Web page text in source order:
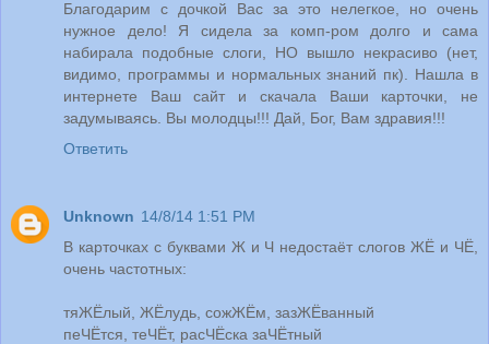
Благодарим с дочкой Вас за это нелегкое, но очень
нужное дело! Я сидела за комп-ром долго и сама
набирала подобные слоги, НО вышло некрасиво (нет,
видимо, программы и нормальных знаний пк). Нашла в
интернете Ваш сайт и скачала Ваши карточки, не
задумываясь. Вы молодцы!!! Дай, Бог, Вам здравия!!!
Ответить
Unknown 14/8/14 1:51 PM
В карточках с буквами Ж и Ч недостаёт слогов ЖЁ и ЧЁ,
очень частотных:
тяЖЁлый, ЖЁлудь, сожЖЁм, зазЖЁванный
пеЧЁтся, теЧЁт, расЧЁска заЧЁтный